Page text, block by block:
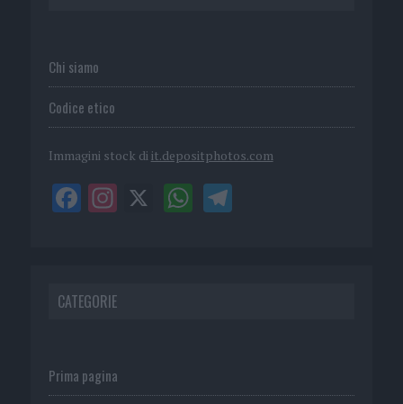
Chi siamo
Codice etico
Immagini stock di it.depositphotos.com
CATEGORIE
Prima pagina